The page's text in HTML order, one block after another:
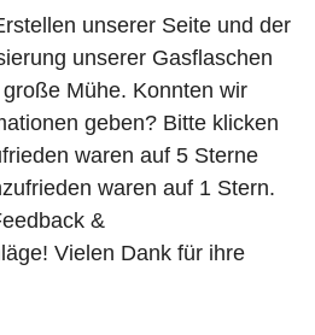
unserer Seite und der
unserer Gasflaschen
Mühe. Konnten wir
geben? Bitte klicken
waren auf 5 Sterne
waren auf 1 Stern.
&
Vielen Dank für ihre